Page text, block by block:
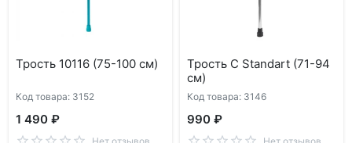
Трость 10116 (75-100 см)
Код товара: 3152
1 490 ₽
Трость C Standart (71-94
см)
Код товара: 3146
990 ₽